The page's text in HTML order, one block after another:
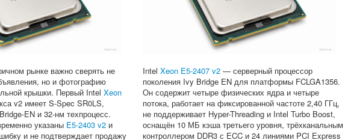
рынке важно сверять не
но и фотографию
крышки. Первый Intel Xeon
v2 имеет S-Spec SR0LS,
EN и 32-нм техпроцесс.
указаны E5-2403 v2 и
и не подтверждает продажу
IntelXeon E5-2407 v2 — серверный процессор
поколения Ivy Bridge EN для платформы FCLGA1356.
Он содержит четыре физических ядра и четыре
потока, работает на фиксированной частоте 2,40 ГГц,
не поддерживает Hyper-Threading и Intel Turbo Boost,
оснащён 10 МБ кэша третьего уровня, трёхканальным
контроллером DDR3 с ECC и 24 линиями PCI Express